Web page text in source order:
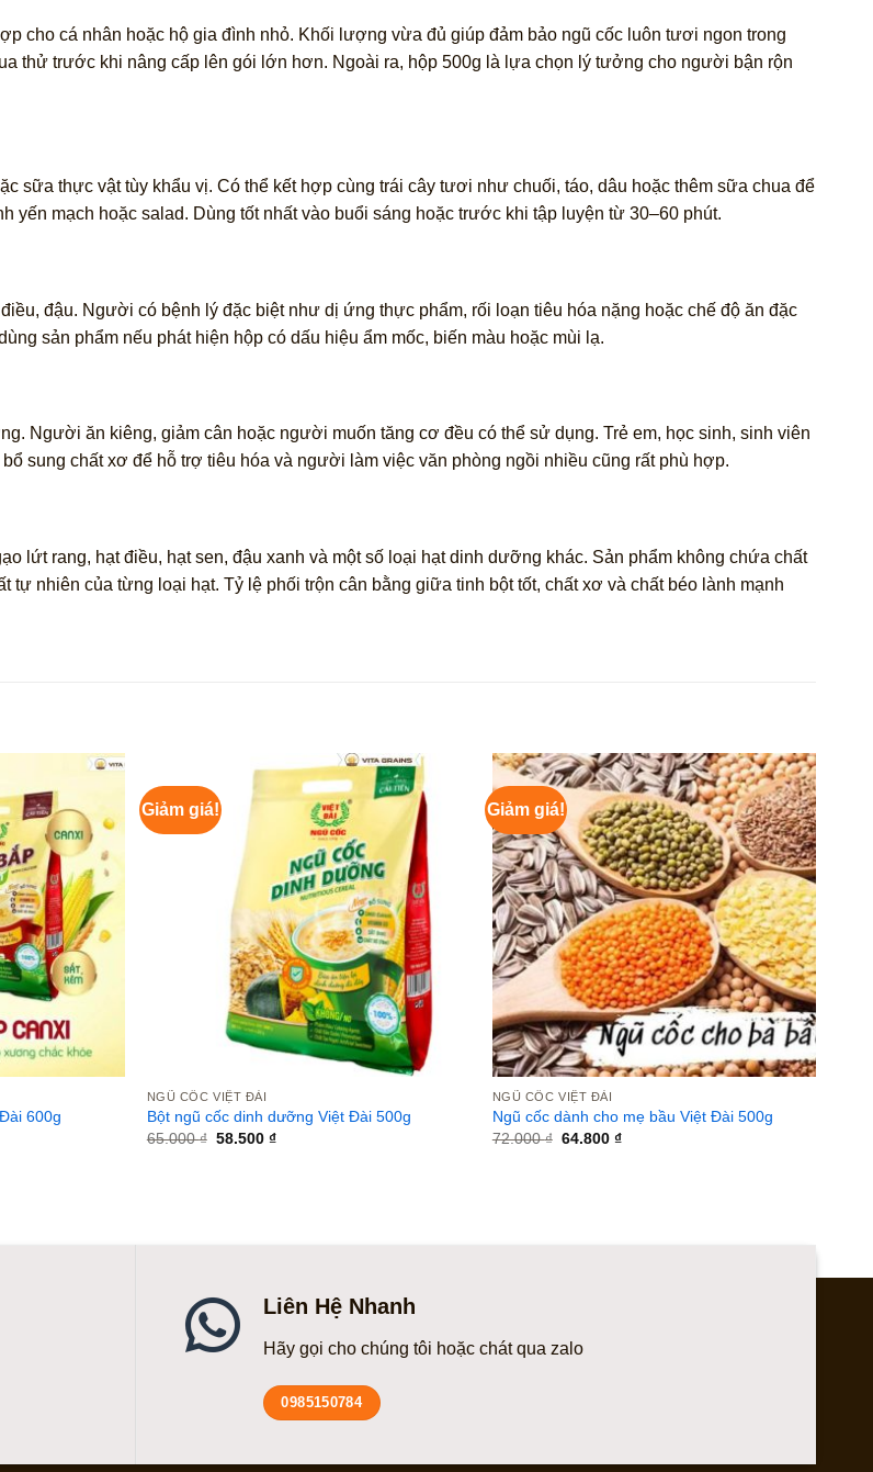
cho cá nhân hoặc hộ gia đình nhỏ. Khối lượng vừa đủ giúp đảm bảo ngũ cốc luôn tươi ngon trong
thử trước khi nâng cấp lên gói lớn hơn. Ngoài ra, hộp 500g là lựa chọn lý tưởng cho người bận rộn
sữa thực vật tùy khẩu vị. Có thể kết hợp cùng trái cây tươi như chuối, táo, dâu hoặc thêm sữa chua để
yến mạch hoặc salad. Dùng tốt nhất vào buổi sáng hoặc trước khi tập luyện từ 30–60 phút.
đậu. Người có bệnh lý đặc biệt như dị ứng thực phẩm, rối loạn tiêu hóa nặng hoặc chế độ ăn đặc
sản phẩm nếu phát hiện hộp có dấu hiệu ẩm mốc, biến màu hoặc mùi lạ.
Người ăn kiêng, giảm cân hoặc người muốn tăng cơ đều có thể sử dụng. Trẻ em, học sinh, sinh viên
sung chất xơ để hỗ trợ tiêu hóa và người làm việc văn phòng ngồi nhiều cũng rất phù hợp.
lứt rang, hạt điều, hạt sen, đậu xanh và một số loại hạt dinh dưỡng khác. Sản phẩm không chứa chất
nhiên của từng loại hạt. Tỷ lệ phối trộn cân bằng giữa tinh bột tốt, chất xơ và chất béo lành mạnh
600g
Giảm giá!
NGŨ CỐC VIỆT ĐÀI
Bột ngũ cốc dinh dưỡng Việt Đài 500g
65.000₫ Giá
58.500₫Giá
Giảm giá!
NGŨ CỐC VIỆT ĐÀI
Ngũ cốc dành cho mẹ bầu Việt Đài 500g
72.000₫ Giá
64.800₫Giá
Liên Hệ Nhanh
Hãy gọi cho chúng tôi hoặc chát qua zalo
0985150784